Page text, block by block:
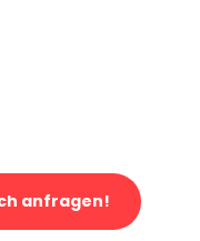
anfragen!